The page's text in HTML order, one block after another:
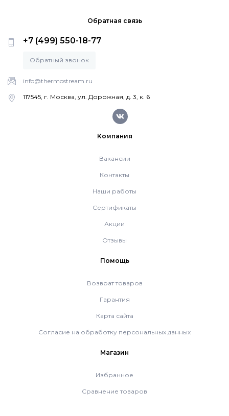
Напольные газовые котлы
Напольные конденсационные котлы
Промышленное оборудование
Алюминиевые радиаторы Ferroli
Обратная связь
+7 (499) 550-18-77
Обратный звонок
info@thermostream.ru
117545, г. Москва, ул. Дорожная, д. 3, к. 6
Компания
Вакансии
Контакты
Наши работы
Сертификаты
Акции
Отзывы
Помощь
Возврат товаров
Гарантия
Карта сайта
Согласие на обработку персональных данных
Магазин
Избранное
Сравнение товаров